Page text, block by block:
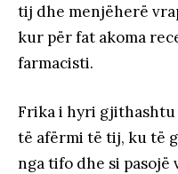
tij dhe menjëherë
kur për fat akoma
farmacisti.
Frika i hyri
të afërmi të tij, ku të
nga tifo dhe si pasojë